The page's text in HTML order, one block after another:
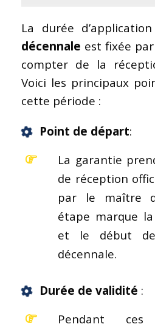
La durée
décennale est fixée
compter de la
Voici les principaux
cette période :
Point de départ:
La garantie
de réception
par le maître
étape marque
et le début
décennale.
Durée de validité :
Pendant